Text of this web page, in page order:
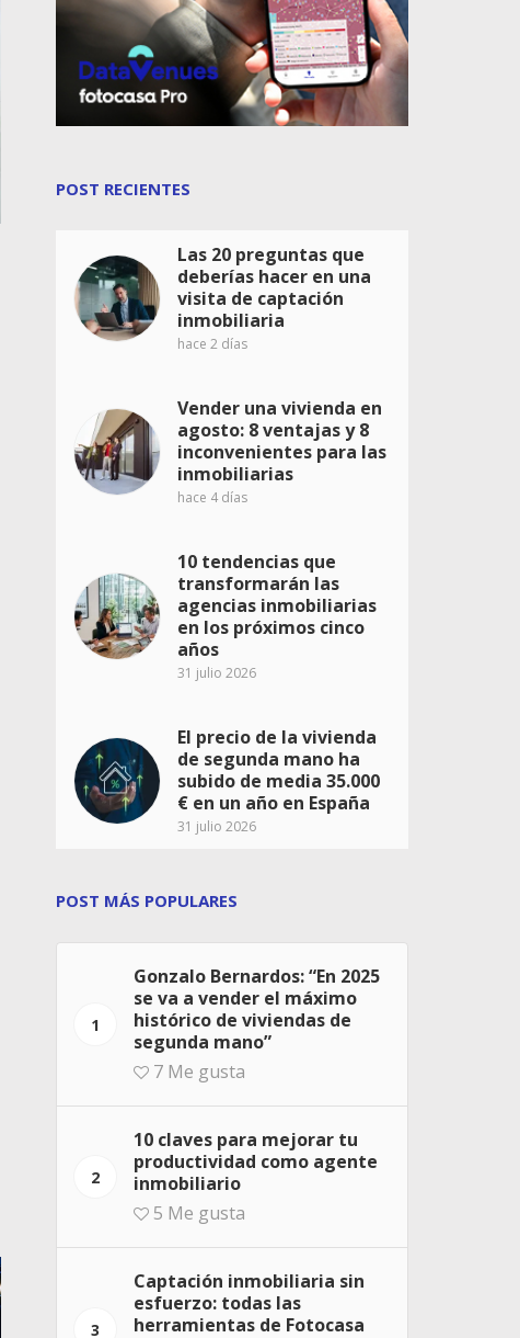
POST RECIENTES
Las 20 preguntas que
deberías hacer en una
visita de captación
inmobiliaria
hace 2 días
Vender una vivienda en
agosto: 8 ventajas y 8
inconvenientes para las
inmobiliarias
hace 4 días
10 tendencias que
transformarán las
agencias inmobiliarias
en los próximos cinco
años
31 julio 2026
El precio de la vivienda
de segunda mano ha
subido de media 35.000
€ en un año en España
31 julio 2026
POST MÁS POPULARES
1
Gonzalo Bernardos: “En 2025
se va a vender el máximo
histórico de viviendas de
segunda mano”
7 Me gusta
2
10 claves para mejorar tu
productividad como agente
inmobiliario
5 Me gusta
3
Captación inmobiliaria sin
esfuerzo: todas las
herramientas de Fotocasa